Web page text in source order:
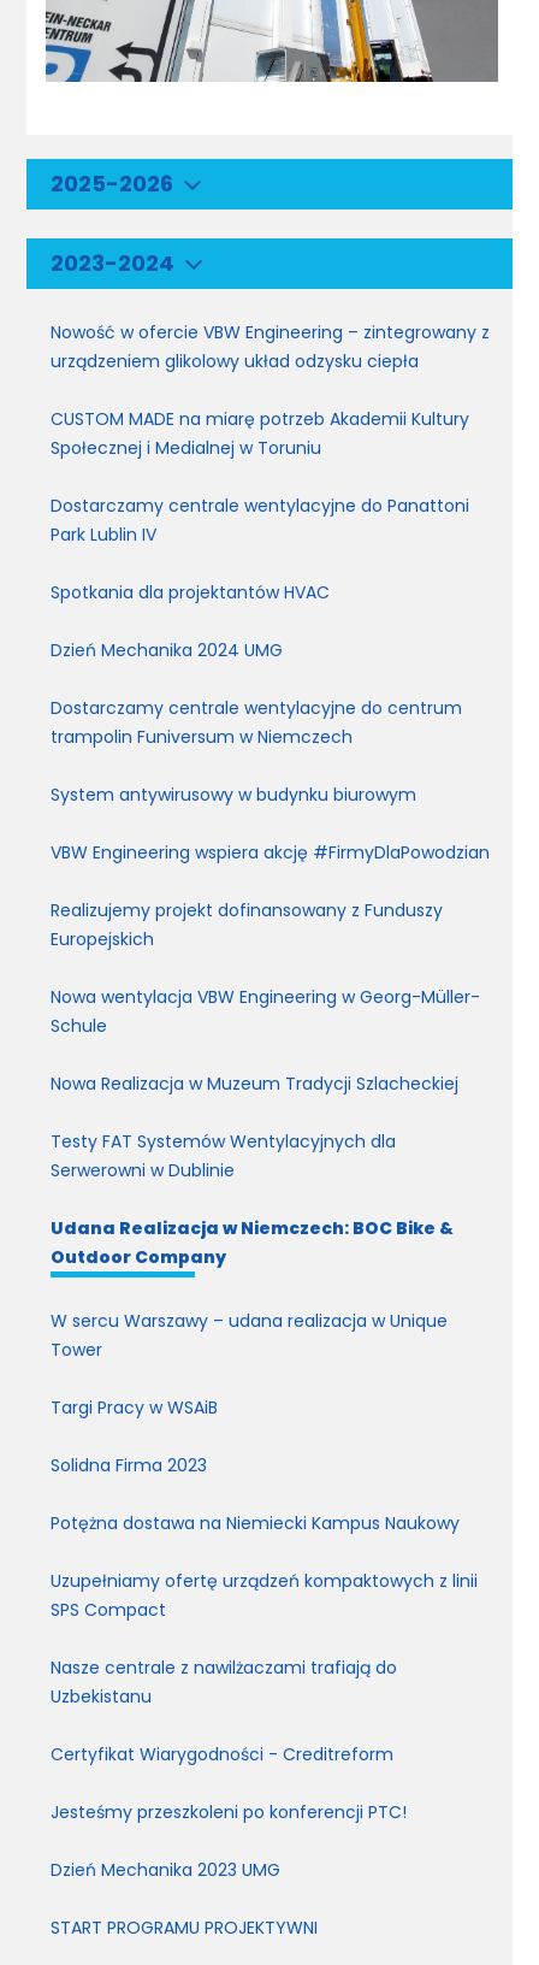
2025-2026
2023-2024
Nowość w ofercie VBW Engineering – zintegrowany z
urządzeniem glikolowy układ odzysku ciepła
CUSTOM MADE na miarę potrzeb Akademii Kultury
Społecznej i Medialnej w Toruniu
Dostarczamy centrale wentylacyjne do Panattoni
Park Lublin IV
Spotkania dla projektantów HVAC
Dzień Mechanika 2024 UMG
Dostarczamy centrale wentylacyjne do centrum
trampolin Funiversum w Niemczech
System antywirusowy w budynku biurowym
VBW Engineering wspiera akcję #FirmyDlaPowodzian
Realizujemy projekt dofinansowany z Funduszy
Europejskich
Nowa wentylacja VBW Engineering w Georg-Müller-
Schule
Nowa Realizacja w Muzeum Tradycji Szlacheckiej
Testy FAT Systemów Wentylacyjnych dla
Serwerowni w Dublinie
Udana Realizacja w Niemczech: BOC Bike &
Outdoor Company
W sercu Warszawy – udana realizacja w Unique
Tower
Targi Pracy w WSAiB
Solidna Firma 2023
Potężna dostawa na Niemiecki Kampus Naukowy
Uzupełniamy ofertę urządzeń kompaktowych z linii
SPS Compact
Nasze centrale z nawilżaczami trafiają do
Uzbekistanu
Certyfikat Wiarygodności - Creditreform
Jesteśmy przeszkoleni po konferencji PTC!
Dzień Mechanika 2023 UMG
START PROGRAMU PROJEKTYWNI